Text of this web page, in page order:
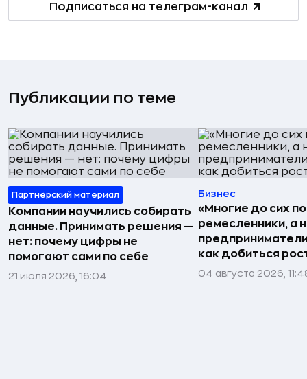
Подписаться на телеграм-канал
Публикации по теме
Партнёрский материал
Компании научились собирать
данные. Принимать решения —
нет: почему цифры не
помогают сами по себе
21 июля 2026, 16:04
Бизнес
«Многие до сих
ремесленники, а
как добиться
04 августа 2026,